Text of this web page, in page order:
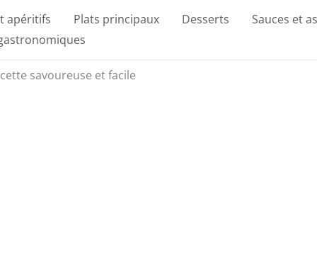
apéritifs Plats principaux Desserts
Sauces et
savoureuse et facile